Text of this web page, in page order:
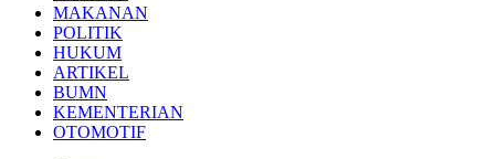
MAKANAN
POLITIK
HUKUM
ARTIKEL
BUMN
KEMENTERIAN
OTOMOTIF